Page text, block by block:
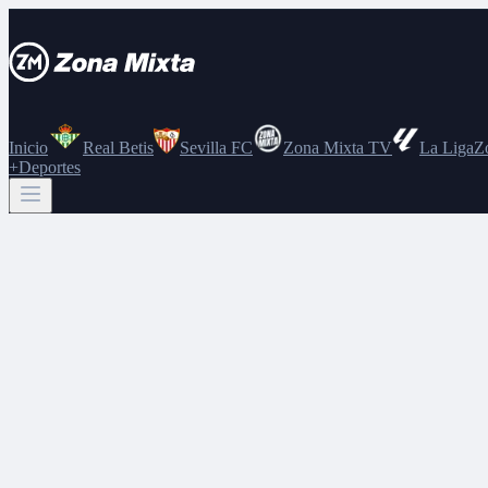
Inicio Real Betis Sevilla FC Zona Mixta TV La Liga
+Deportes